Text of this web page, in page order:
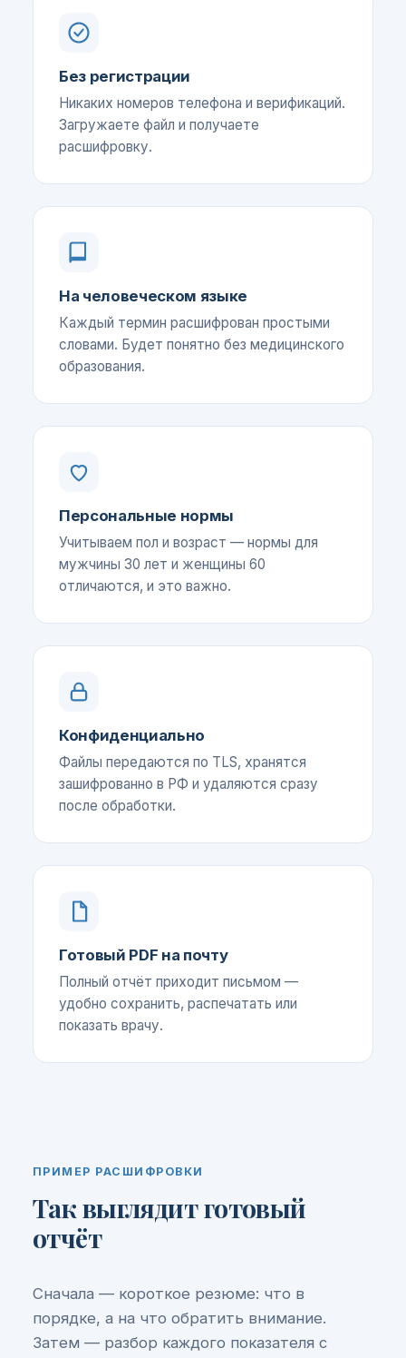
Без регистрации
Никаких номеров телефона и верификаций.
Загружаете файл и получаете
расшифровку.
На человеческом языке
Каждый термин расшифрован простыми
словами. Будет понятно без медицинского
образования.
Персональные нормы
Учитываем пол и возраст — нормы для
мужчины 30 лет и женщины 60
отличаются, и это важно.
Конфиденциально
Файлы передаются по TLS, хранятся
зашифрованно в РФ и удаляются сразу
после обработки.
Готовый PDF на почту
Полный отчёт приходит письмом —
удобно сохранить, распечатать или
показать врачу.
ПРИМЕР РАСШИФРОВКИ
Так выглядит готовый
отчёт
Сначала — короткое резюме: что в
порядке, а на что обратить внимание.
Затем — разбор каждого показателя с